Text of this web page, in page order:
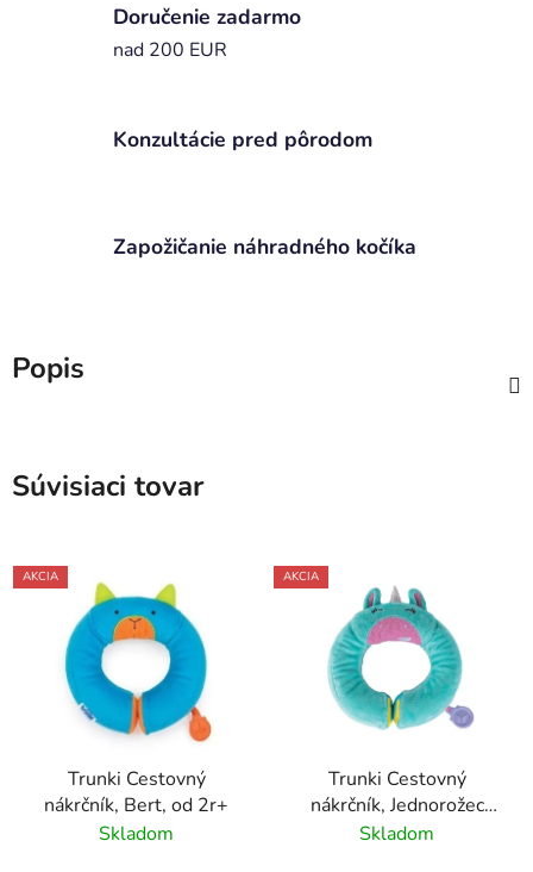
Doručenie zadarmo
nad 200 EUR
Konzultácie pred pôrodom
Zapožičanie náhradného kočíka
Popis
Súvisiaci tovar
AKCIA
Trunki Cestovný
nákrčník, Bert, od 2r+
Skladom
AKCIA
Trunki Cestovný
nákrčník, Jednorožec
Una, od 2r+
Skladom